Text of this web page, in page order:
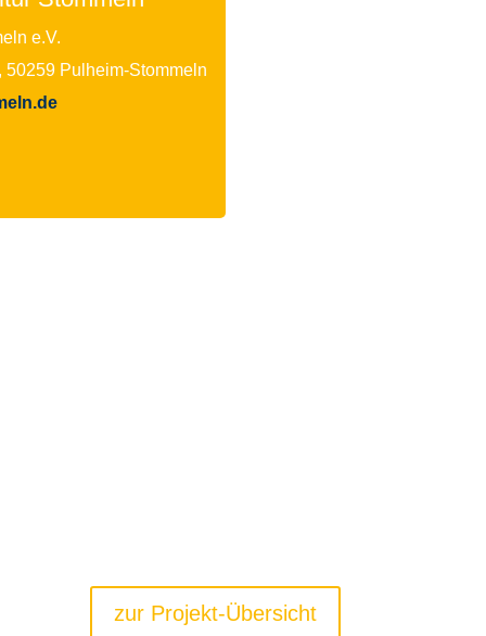
e.V.
50259 Pulheim-Stommeln
zur Projekt-Übersicht